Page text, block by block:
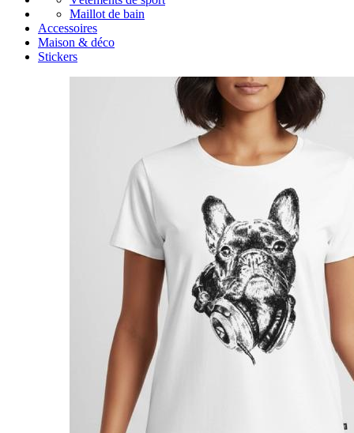
Maillot de bain
Accessoires
Maison & déco
Stickers